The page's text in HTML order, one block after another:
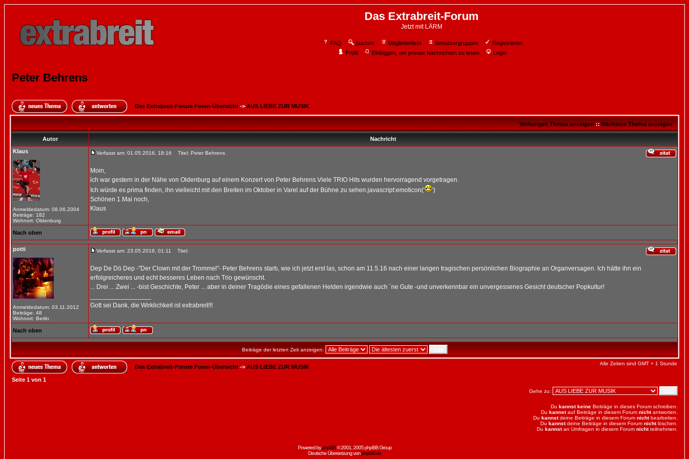
Das Extrabreit-Forum
Jetzt mit LÄRM
FAQ Suchen Mitgliederliste Benutzergruppen
Registrieren
Profil
Einloggen, um private Nachrichten zu lesen Login
Peter Behrens
Das Extrabreit-Forum Foren-Übersicht -> AUS LIEBE ZUR MUSIK
Vorheriges Thema anzeigen :: Nächstes Thema anzeigen
Autor
Nachricht
Klaus
Anmeldedatum: 08.06.2004
Beiträge: 182
Wohnort: Oldenburg
Verfasst am: 01.05.2016, 18:16 Titel: Peter Behrens
Moin,
ich war gestern in der Nähe von Oldenburg auf einem Konzert von Peter Behrens.Viele TRIO Hits wurden hervorragend vorgetragen.
Ich würde es prima finden, ihn vielleicht mit den Breiten im Oktober in Varel auf der Bühne zu sehen.javascript:emoticon('
')
Schönen 1.Mai noch,
Klaus
Nach oben
potti
Anmeldedatum: 03.11.2012
Beiträge: 48
Wohnort: Berlin
Verfasst am: 23.05.2016, 01:11 Titel:
Dep De Dö Dep -"Der Clown mit der Trommel"- Peter Behrens starb, wie ich jetzt erst las, schon am 11.5.16 nach einer langen tragischen persönlichen Biographie an Organversagen. Ich hätte ihn ein
erfolgreicheres und echt besseres Leben nach Trio gewünscht.
... Drei ... Zwei ... -bist Geschichte, Peter ... aber in deiner Tragödie eines gefallenen Helden irgendwie auch ´ne Gute -und unverkennbar ein unvergessenes Gesicht deutscher Popkultur!
Gott sei Dank, die Wirklichkeit ist extrabreit!!!
Nach oben
Beiträge der letzten Zeit anzeigen:
Das Extrabreit-Forum Foren-Übersicht -> AUS LIEBE ZUR MUSIK
Alle Zeiten sind GMT + 1 Stunde
Seite 1 von 1
Gehe zu:
Du kannst keine Beiträge in dieses Forum schreiben.
Du kannstauf Beiträge in diesem Forum nichtantworten.
Du kannstdeine Beiträge in diesem Forum nichtbearbeiten.
Du kannstdeine Beiträge in diesem Forum nichtlöschen.
Du kannstan Umfragen in diesem Forum nichtteilnehmen.
Powered byphpBB© 2001, 2005 phpBB Group
Deutsche Übersetzung vonphpBB.de